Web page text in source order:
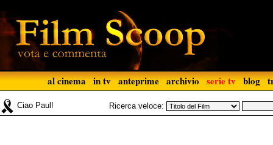
al cinema in tv anteprime archivio serie tv blog
Ciao Paul! Ricerca veloce: